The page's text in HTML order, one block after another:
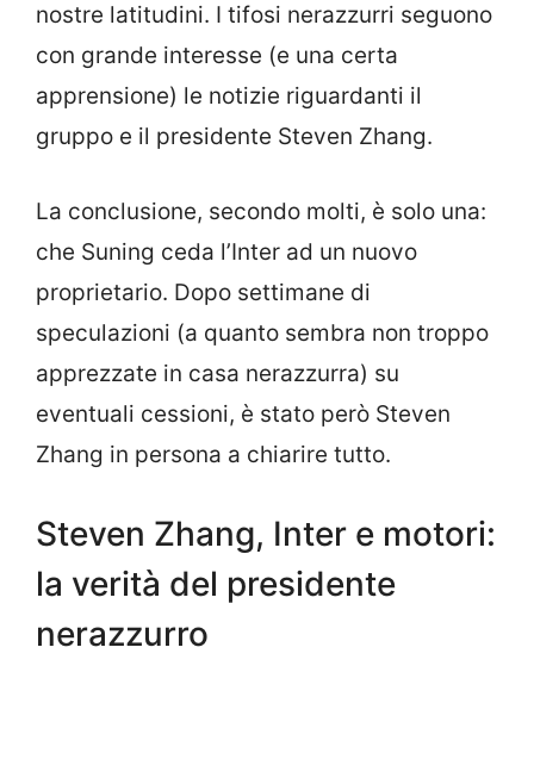
nostre latitudini. I tifosi nerazzurri seguono
con grande interesse (e una certa
apprensione) le notizie riguardanti il
gruppo e il presidente Steven Zhang.
La conclusione, secondo molti, è solo una:
che Suning ceda l’Inter ad un nuovo
proprietario. Dopo settimane di
speculazioni (a quanto sembra non troppo
apprezzate in casa nerazzurra) su
eventuali cessioni, è stato però Steven
Zhang in persona a chiarire tutto.
Steven Zhang, Inter e motori:
la verità del presidente
nerazzurro